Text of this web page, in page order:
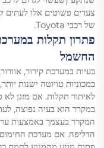
צעדים פשוטים אלו לעתים
של רכבי Toyota.
פתרון תקלות
החשמל
במכוניות טויוטה ישנות
לאיתור תקלות. אם מזגן
במקרר הוא בעיה נפוצה,
המקרר בעצמך באמצעות
הדליפה. אם מערכת